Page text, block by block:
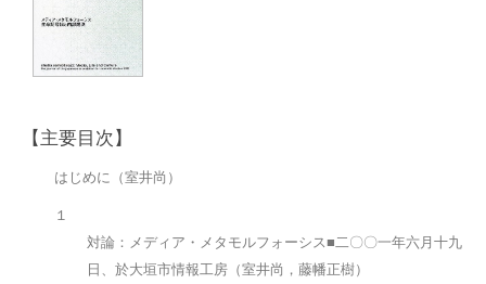
日本記号学会第46回大会
（2026/7/11・7/12）「パース
記号論のフロンティア」特設ペ
ージ
【主要目次】
はじめに（室井尚）
１
対論：メディア・メタモルフォーシス■二〇〇一年六月十九
日、於大垣市情報工房（室井尚，藤幡正樹）